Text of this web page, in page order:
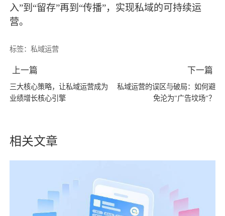
入”到“留存”再到“传播”，实现私域的可持续运
营。
标签：私域运营
上一篇
三大核心策略，让私域运营成为
业绩增长核心引擎
下一篇
私域运营的误区与破局：如何避
免沦为"广告坟场"？
相关文章